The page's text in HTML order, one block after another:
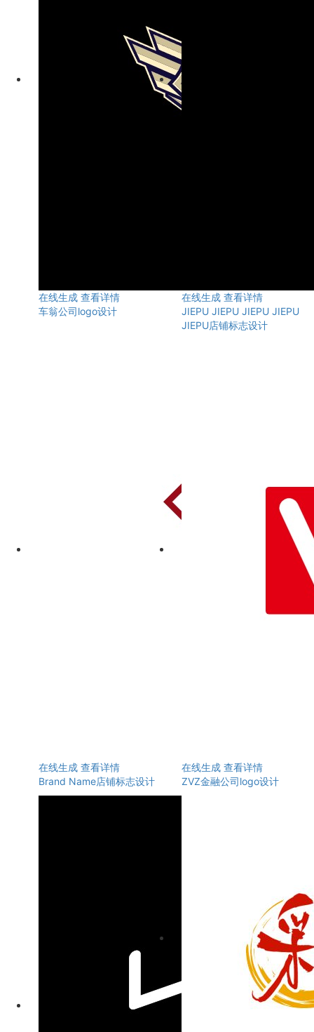
在线生成 查看详情
车翁公司logo设计
在线生成 查看详情
JIEPU JIEPU JIEPU JIEPU
JIEPU店铺标志设计
在线生成 查看详情
Brand Name店铺标志设计
在线生成 查看详情
ZVZ金融公司logo设计